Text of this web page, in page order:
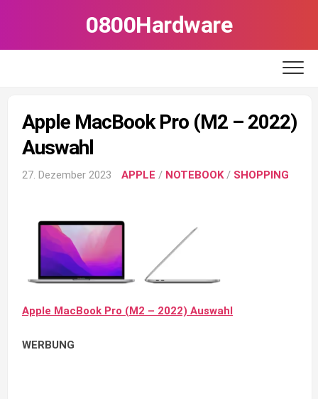
0800Hardware
Apple MacBook Pro (M2 – 2022)
Auswahl
27. Dezember 2023 APPLE / NOTEBOOK/ SHOPPING
Apple MacBook Pro (M2 – 2022) Auswahl
WERBUNG